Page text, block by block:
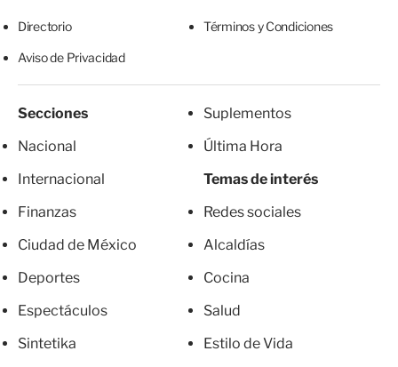
Directorio Términos y Condiciones
Aviso de Privacidad
Secciones
Nacional
Internacional
Finanzas
Ciudad de México
Deportes
Espectáculos
Sintetika
Suplementos
Última Hora
Temas de interés
Redes sociales
Alcaldías
Cocina
Salud
Estilo de Vida